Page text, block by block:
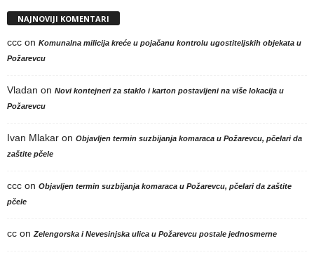
NAJNOVIJI KOMENTARI
ccc on Komunalna milicija kreće u pojačanu kontrolu ugostiteljskih objekata u
Požarevcu
Vladan on Novi kontejneri za staklo i karton postavljeni na više lokacija u
Požarevcu
Ivan Mlakar on Objavljen termin suzbijanja komaraca u Požarevcu, pčelari da
zaštite pčele
ccc on Objavljen termin suzbijanja komaraca u Požarevcu, pčelari da zaštite
pčele
cc on Zelengorska i Nevesinjska ulica u Požarevcu postale jednosmerne